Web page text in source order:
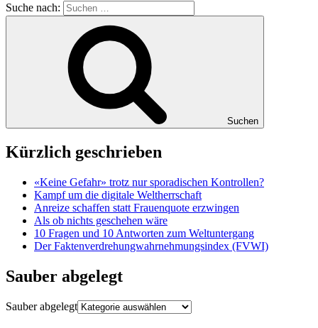
Suche nach:
Suchen
Kürzlich geschrieben
«Keine Gefahr» trotz nur sporadischen Kontrollen?
Kampf um die digitale Weltherrschaft
Anreize schaffen statt Frauenquote erzwingen
Als ob nichts geschehen wäre
10 Fragen und 10 Antworten zum Weltuntergang
Der Faktenverdrehungwahrnehmungsindex (FVWI)
Sauber abgelegt
Sauber abgelegt